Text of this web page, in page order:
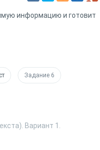
информацию и готовит
Задание 6
Вариант 1.